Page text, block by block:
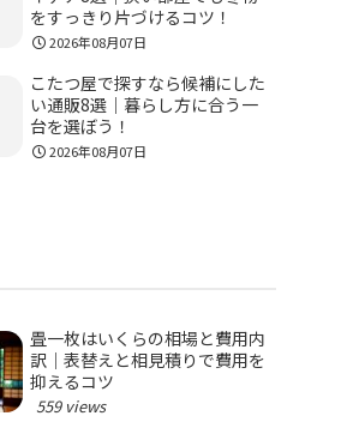
をすっきり片づけるコツ！
2026年08月07日
こたつ屋で探すなら候補にした
い通販8選｜暮らし方に合う一
台を選ぼう！
2026年08月07日
畳一枚はいくらの相場と費用内
訳｜表替えと相見積りで費用を
抑えるコツ
559 views